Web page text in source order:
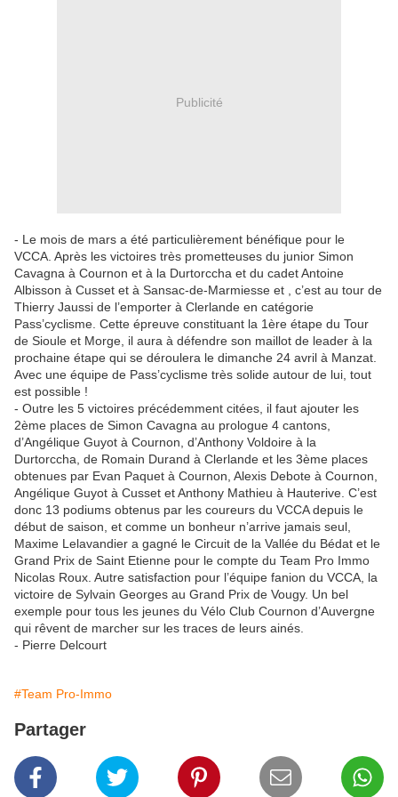
Publicité
- Le mois de mars a été particulièrement bénéfique pour le
VCCA. Après les victoires très prometteuses du junior Simon
Cavagna à Cournon et à la Durtorccha et du cadet Antoine
Albisson à Cusset et à Sansac-de-Marmiesse et , c’est au tour de
Thierry Jaussi de l’emporter à Clerlande en catégorie
Pass’cyclisme. Cette épreuve constituant la 1ère étape du Tour
de Sioule et Morge, il aura à défendre son maillot de leader à la
prochaine étape qui se déroulera le dimanche 24 avril à Manzat.
Avec une équipe de Pass’cyclisme très solide autour de lui, tout
est possible !
- Outre les 5 victoires précédemment citées, il faut ajouter les
2ème places de Simon Cavagna au prologue 4 cantons,
d’Angélique Guyot à Cournon, d’Anthony Voldoire à la
Durtorccha, de Romain Durand à Clerlande et les 3ème places
obtenues par Evan Paquet à Cournon, Alexis Debote à Cournon,
Angélique Guyot à Cusset et Anthony Mathieu à Hauterive. C’est
donc 13 podiums obtenus par les coureurs du VCCA depuis le
début de saison, et comme un bonheur n’arrive jamais seul,
Maxime Lelavandier a gagné le Circuit de la Vallée du Bédat et le
Grand Prix de Saint Etienne pour le compte du Team Pro Immo
Nicolas Roux. Autre satisfaction pour l’équipe fanion du VCCA, la
victoire de Sylvain Georges au Grand Prix de Vougy. Un bel
exemple pour tous les jeunes du Vélo Club Cournon d’Auvergne
qui rêvent de marcher sur les traces de leurs ainés.
- Pierre Delcourt
#Team Pro-Immo
Partager